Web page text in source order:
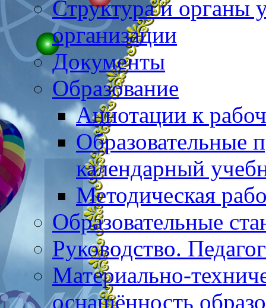
Структура и органы
организации
Документы
Образование
Аннотации к
Образовательные
календарный
Методическая
Образовательные
Руководство.
Материально-
оснащённость